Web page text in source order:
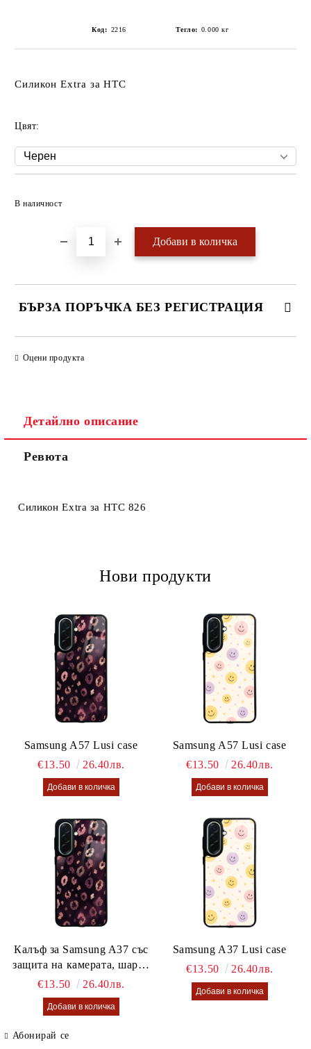
Код: 2216 Тегло: 0.000 кг
Силикон Extra за HTC
Цвят:
В наличност
БЪРЗА ПОРЪЧКА БЕЗ РЕГИСТРАЦИЯ
Оцени продукта
Детайлно описание
Ревюта
Силикон Extra за HTC 826
Нови продукти
Samsung A57 Lusi case
€13.50
26.40лв.
Samsung A57 Lusi case
€13.50
26.40лв.
Калъф за Samsung A37 със
защита на камерата, шарен
калъф Lusi case
€13.50 26.40лв.
Samsung A37 Lusi case
€13.50
26.40лв.
Абонирай се